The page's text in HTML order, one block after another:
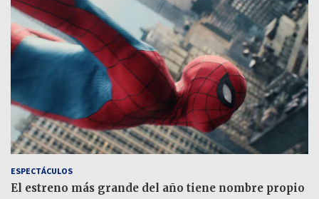
ESPECTÁCULOS
El estreno más grande del año tiene nombre propio